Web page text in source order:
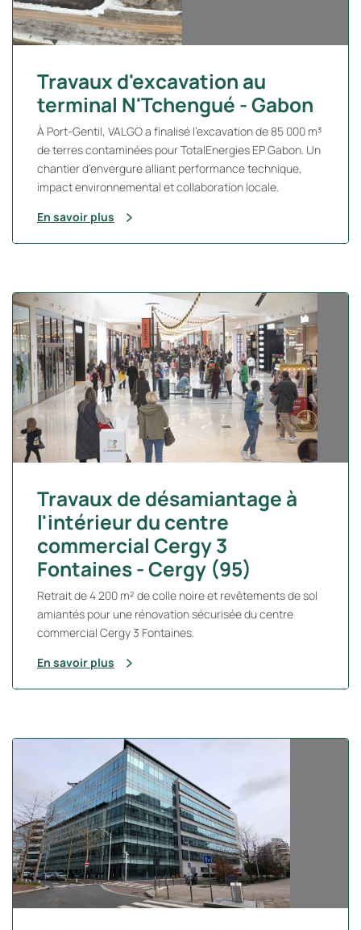
Travaux d'excavation au
terminal N'Tchengué - Gabon
À Port-Gentil, VALGO a finalisé l’excavation de 85 000 m³
de terres contaminées pour TotalEnergies EP Gabon. Un
chantier d’envergure alliant performance technique,
impact environnemental et collaboration locale.
En savoir plus
Travaux de désamiantage à
l'intérieur du centre
commercial Cergy 3
Fontaines - Cergy (95)
Retrait de 4 200 m² de colle noire et revêtements de sol
amiantés pour une rénovation sécurisée du centre
commercial Cergy 3 Fontaines.
En savoir plus